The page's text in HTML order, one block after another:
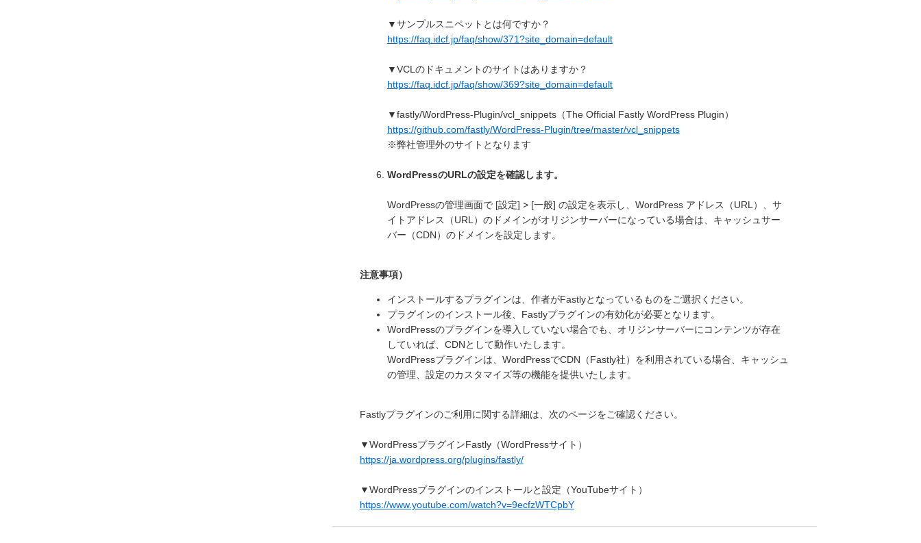
▼サンプルスニペットとは何ですか？
https://faq.idcf.jp/faq/show/371?site_domain=default
▼VCLのドキュメントのサイトはありますか？
https://faq.idcf.jp/faq/show/369?site_domain=default
▼fastly/WordPress-Plugin/vcl_snippets（The Official Fastly WordPress Plugin）
https://github.com/fastly/WordPress-Plugin/tree/master/vcl_snippets
※弊社管理外のサイトとなります
WordPressのURLの設定を確認します。
WordPressの管理画面で [設定] > [一般] の設定を表示し、WordPress アドレス（URL）、サ
イトアドレス（URL）のドメインがオリジンサーバーになっている場合は、キャッシュサー
バー（CDN）のドメインを設定します。
注意事項）
インストールするプラグインは、作者がFastlyとなっているものをご選択ください。
プラグインのインストール後、Fastlyプラグインの有効化が必要となります。
WordPressのプラグインを導入していない場合でも、オリジンサーバーにコンテンツが存在
していれば、CDNとして動作いたします。
WordPressプラグインは、WordPressでCDN（Fastly社）を利用されている場合、キャッシュ
の管理、設定のカスタマイズ等の機能を提供いたします。
Fastlyプラグインのご利用に関する詳細は、次のページをご確認ください。
▼WordPressプラグインFastly（WordPressサイト）
https://ja.wordpress.org/plugins/fastly/
▼WordPressプラグインのインストールと設定（YouTubeサイト）
https://www.youtube.com/watch?v=9ecfzWTCpbY